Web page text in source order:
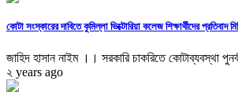
কোটা সংস্কারের দাবিতে কুমিল্লা ভিক্টোরিয়া কলেজ শিক্ষার্থীদের প্রতিবাদ
জাহিদ হাসান নাইম ।। সরকারি চাকরিতে কোটাব্যবস্থা
২ years ago